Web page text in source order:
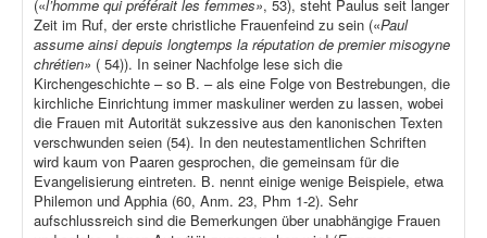
(«l’homme qui préférait les femmes», 53), steht Paulus seit langer
Zeit im Ruf, der erste christliche Frauenfeind zu sein («Paul
assume ainsi depuis longtemps la réputation de premier misogyne
chrétien» ( 54)). In seiner Nachfolge lese sich die
Kirchengeschichte – so B. – als eine Folge von Bestrebungen, die
kirchliche Einrichtung immer maskuliner werden zu lassen, wobei
die Frauen mit Autorität sukzessive aus den kanonischen Texten
verschwunden seien (54). In den neutestamentlichen Schriften
wird kaum von Paaren gesprochen, die gemeinsam für die
Evangelisierung eintreten. B. nennt einige wenige Beispiele, etwa
Philemon und Apphia (60, Anm. 23, Phm 1-2). Sehr
aufschlussreich sind die Bemerkungen über unabhängige Frauen